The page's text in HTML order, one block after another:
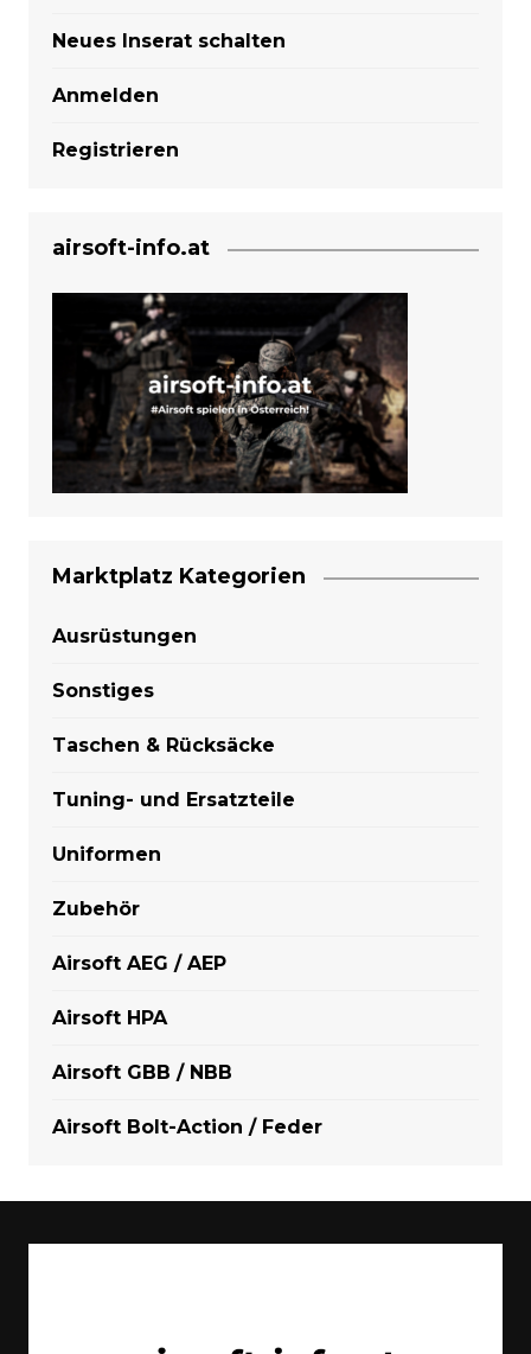
Neues Inserat schalten
Anmelden
Registrieren
airsoft-info.at
Marktplatz Kategorien
Ausrüstungen
Sonstiges
Taschen & Rücksäcke
Tuning- und Ersatzteile
Uniformen
Zubehör
Airsoft AEG / AEP
Airsoft HPA
Airsoft GBB / NBB
Airsoft Bolt-Action / Feder